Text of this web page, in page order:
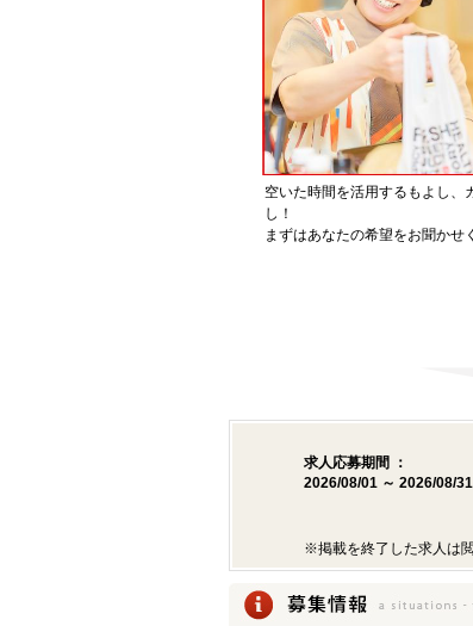
空いた時間を活用するもよし、
し！
まずはあなたの希望をお聞かせ
求人応募期間 ：
2026/08/01 ～ 2026/08/31
※掲載を終了した求人は